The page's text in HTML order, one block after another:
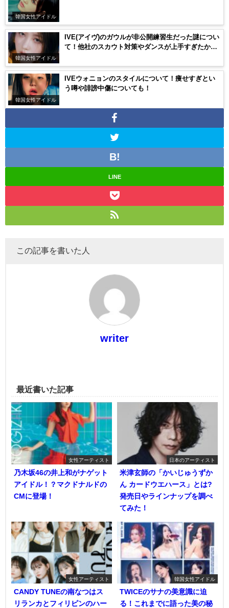
韓国女性アイドル
韓国女性アイドル
IVE(アイヴ)のガウルが非公開練習生だった謎につい
て！他社のスカウト対策やダンスが上手すぎたか
韓国女性アイドル
IVEウォニョンのスタイルについて！痩せすぎとい
う噂や誹謗中傷についても！
LINE
この記事を書いた人
writer
最近書いた記事
女性アーティスト
乃木坂46の井上和がナゲット
アイドル！？マクドナルドの
CMに登場！
日本のアーティスト
米津玄師の「かいじゅうずか
ん カードウエハース」とは?
発売日やラインナップを調べ
てみた！
女性アーティスト
CANDY TUNEの南なつはス
リランカとフィリピンのハー
韓国女性アイドル
TWICEのサナの美意識に迫
る！これまでに語った美の秘